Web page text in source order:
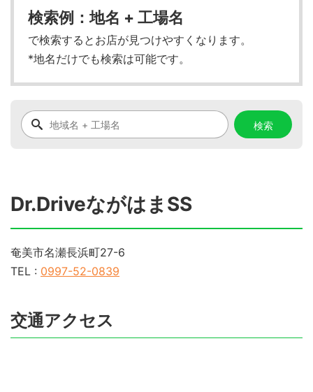
検索例：地名 + 工場名
で検索するとお店が見つけやすくなります。
*地名だけでも検索は可能です。
Dr.DriveながはまSS
奄美市名瀬長浜町27-6
TEL : 0997-52-0839
交通アクセス